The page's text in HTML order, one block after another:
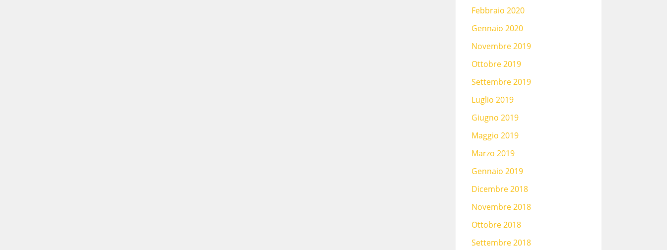
Febbraio 2020
Gennaio 2020
Novembre 2019
Ottobre 2019
Settembre 2019
Luglio 2019
Giugno 2019
Maggio 2019
Marzo 2019
Gennaio 2019
Dicembre 2018
Novembre 2018
Ottobre 2018
Settembre 2018